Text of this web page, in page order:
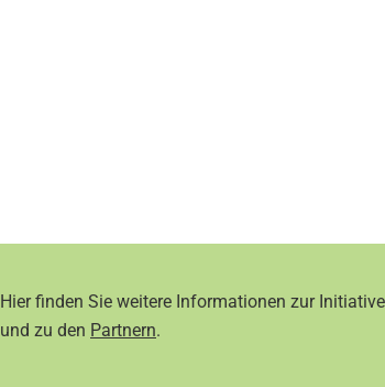
Hier finden Sie weitere Informationen zur Initiative
und zu den Partnern.